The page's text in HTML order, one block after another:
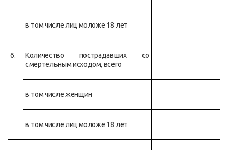
в том числе лиц моложе 18 лет
6.
Количество пострадавших со
смертельным исходом, всего
в том числе женщин
в том числе лиц моложе 18 лет